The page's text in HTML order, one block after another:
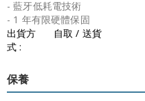
- 藍牙低耗電技術
- 1 年有限硬體保固
出貨方
式 :
自取 / 送貨
保養